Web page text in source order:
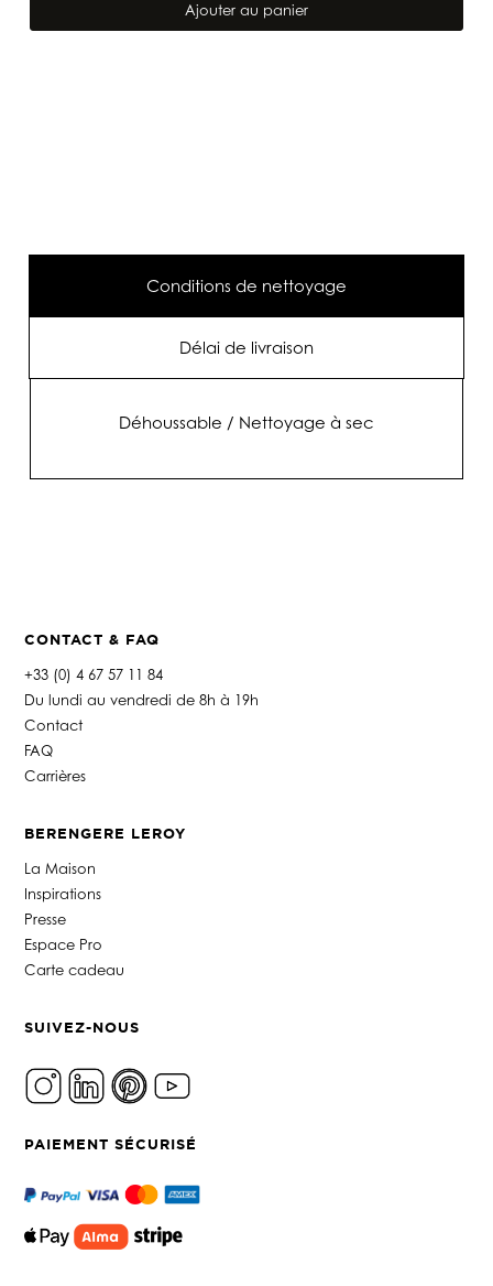
Ajouter au panier
Conditions de nettoyage
Délai de livraison
Déhoussable / Nettoyage à sec
CONTACT & FAQ
+33 (0) 4 67 57 11 84
Du lundi au vendredi de 8h à 19h
Contact
FAQ
Carrières
BERENGERE LEROY
La Maison
Inspirations
Presse
Espace Pro
Carte cadeau
SUIVEZ-NOUS
PAIEMENT SÉCURISÉ